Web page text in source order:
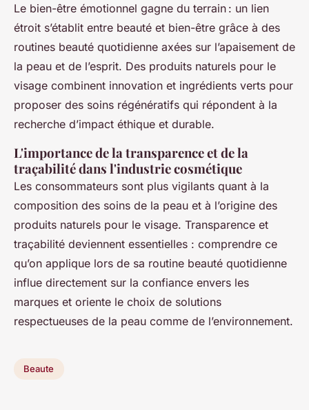
Le bien-être émotionnel gagne du terrain : un lien
étroit s’établit entre beauté et bien-être grâce à des
routines beauté quotidienne axées sur l’apaisement de
la peau et de l’esprit. Des produits naturels pour le
visage combinent innovation et ingrédients verts pour
proposer des soins régénératifs qui répondent à la
recherche d’impact éthique et durable.
L'importance de la transparence et de la
traçabilité dans l'industrie cosmétique
Les consommateurs sont plus vigilants quant à la
composition des soins de la peau et à l’origine des
produits naturels pour le visage. Transparence et
traçabilité deviennent essentielles : comprendre ce
qu’on applique lors de sa routine beauté quotidienne
influe directement sur la confiance envers les
marques et oriente le choix de solutions
respectueuses de la peau comme de l’environnement.
Beaute